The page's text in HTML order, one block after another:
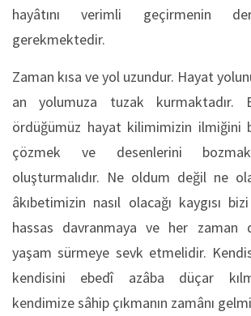
hayâtını verimli geçirmenin
gerekmektedir.
Zaman kısa ve yol uzundur. Hayat
an yolumuza tuzak kurmaktadır.
ördüğümüz hayat kilimimizin ilmiğini
çözmek ve desenlerini
oluşturmalıdır. Ne oldum değil ne
âkıbetimizin nasıl olacağı kaygısı
hassas davranmaya ve her zaman
yaşam sürmeye sevk etmelidir.
kendisini ebedî azâba düçar
kendimize sâhip çıkmanın zamânı